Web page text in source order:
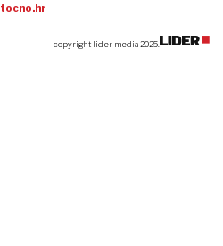
tocno.hr
copyright lider media 2025.